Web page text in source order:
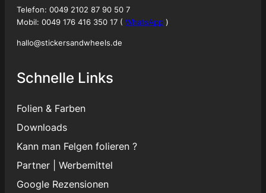
Telefon: 0049 2102 87 90 50 7
Mobil: 0049 176 416 350 17 ( WhatsApp )
hallo@stickersandwheels.de
Schnelle Links
Folien & Farben
Downloads
Kann man Felgen folieren ?
Partner
Werbemittel
Google Rezensionen